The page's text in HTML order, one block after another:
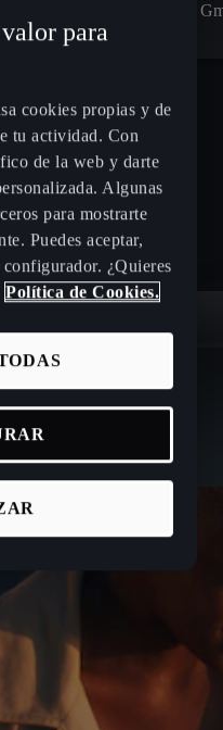
Charging
para
cookies propias y de
tu actividad. Con
de la web y darte
Algunas
para mostrarte
Puedes aceptar,
¿Quieres
Política de Cookies.